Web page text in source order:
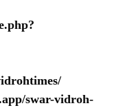
swar-vidroh-